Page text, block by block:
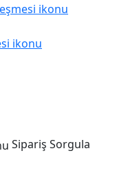
Sipariş Sorgula